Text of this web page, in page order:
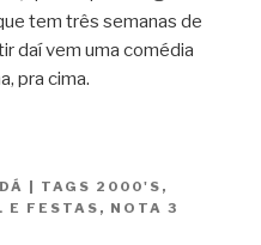
tem três semanas de
daí vem uma comédia
pra cima.
| TAGS 2000'S ,
E FESTAS , NOTA 3